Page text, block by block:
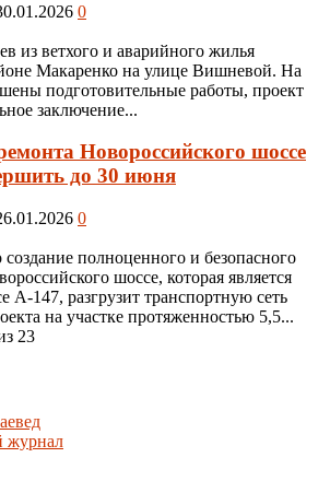
0
из ветхого и аварийного жилья
Макаренко на улице Вишневой. На
подготовительные работы, проект
заключение...
Новороссийского шоссе
до 30 июня
0
создание полноценного и безопасного
шоссе, которая является
А-147, разгрузит транспортную сеть
на участке протяженностью 5,5...
23
журнал